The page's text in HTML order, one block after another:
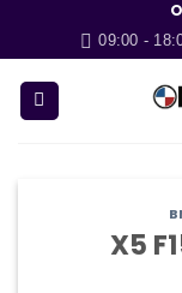
09:00 -
X5